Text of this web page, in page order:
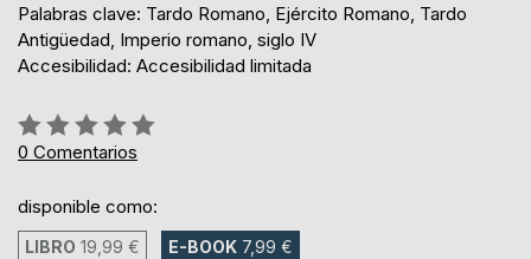
Palabras clave: Tardo Romano, Ejército Romano, Tardo
Antigüedad, Imperio romano, siglo IV
Accesibilidad: Accesibilidad limitada
Rating:
0%
0 Comentarios
disponible como:
LIBRO 19,99 € E-BOOK 7,99 €